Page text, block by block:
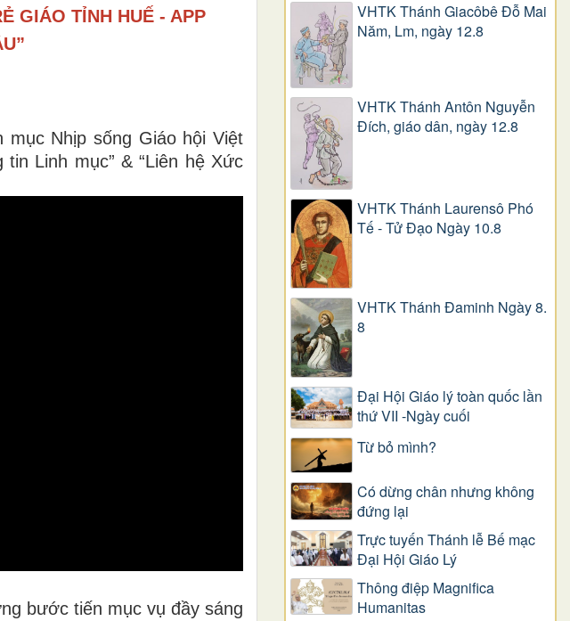
GIÁO TỈNH HUẾ - APP
Nhịp sống Giáo hội Việt
Linh mục” & “Liên hệ Xức
bước tiến mục vụ đầy sáng
VHTK Thánh Giacôbê Ðỗ Mai
Năm, Lm, ngày 12.8
VHTK Thánh Antôn Nguyễn
Ðích, giáo dân, ngày 12.8
VHTK Thánh Laurensô Phó
Tế - Tử Đạo Ngày 10.8
VHTK Thánh Đaminh Ngày 8.
8
Đại Hội Giáo lý toàn quốc lần
thứ VII -Ngày cuối
Từ bỏ mình?
Có dừng chân nhưng không
đứng lại
Trực tuyến Thánh lễ Bế mạc
Đại Hội Giáo Lý
Thông điệp Magnifica
Humanitas